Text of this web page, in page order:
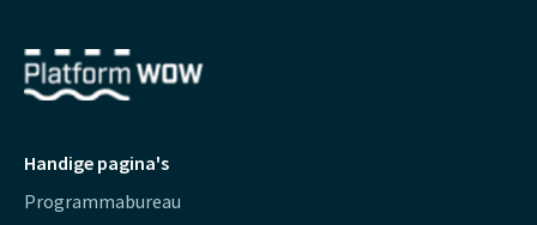
Handige pagina's
Programmabureau